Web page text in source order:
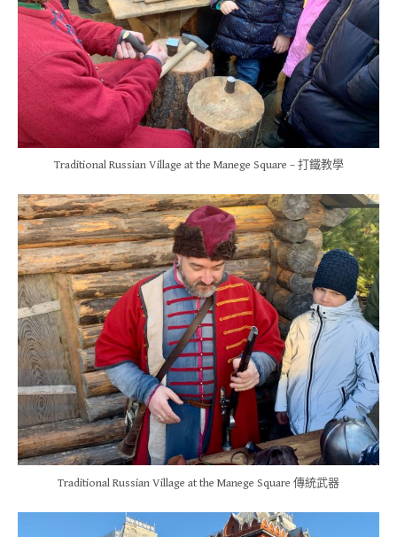
Traditional Russian Village at the Manege Square – 打鐵教學
Traditional Russian Village at the Manege Square 傳統武器